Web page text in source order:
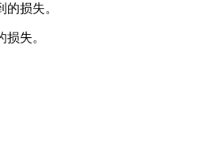
损失。
失。